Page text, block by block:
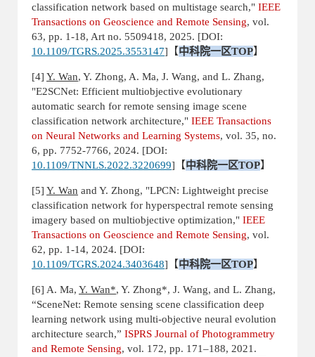
classification network based on multistage search," IEEE
Transactions on Geoscience and Remote Sensing, vol.
63, pp. 1-18, Art no. 5509418, 2025. [DOI:
10.1109/TGRS.2025.3553147] 【中科院一区TOP】
[4] Y. Wan, Y. Zhong, A. Ma, J. Wang, and L. Zhang,
"E2SCNet: Efficient multiobjective evolutionary
automatic search for remote sensing image scene
classification network architecture," IEEE Transactions
on Neural Networks and Learning Systems, vol. 35, no.
6, pp. 7752-7766, 2024. [DOI:
10.1109/TNNLS.2022.3220699] 【中科院一区TOP】
[5] Y. Wan and Y. Zhong, "LPCN: Lightweight precise
classification network for hyperspectral remote sensing
imagery based on multiobjective optimization," IEEE
Transactions on Geoscience and Remote Sensing, vol.
62, pp. 1-14, 2024. [DOI:
10.1109/TGRS.2024.3403648] 【中科院一区TOP】
[6] A. Ma, Y. Wan*, Y. Zhong*, J. Wang, and L. Zhang,
“SceneNet: Remote sensing scene classification deep
learning network using multi-objective neural evolution
architecture search,” ISPRS Journal of Photogrammetry
and Remote Sensing, vol. 172, pp. 171–188, 2021.